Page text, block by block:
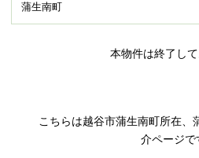
蒲生南町
本物件は終了し
こちらは越谷市蒲生南町所在、
介ページで